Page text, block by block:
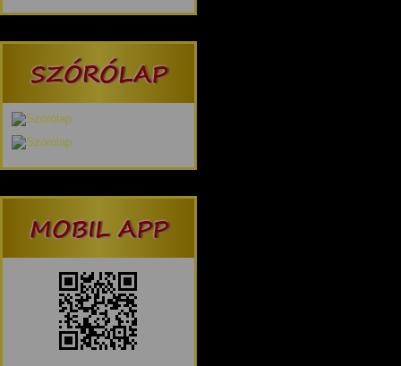
SZÓRÓLAP
MOBIL APP